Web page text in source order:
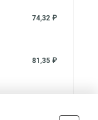
74,32 ₽
81,35 ₽